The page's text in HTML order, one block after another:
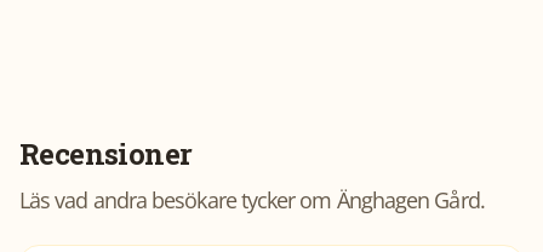
Recensioner
Läs vad andra besökare tycker om Änghagen Gård.